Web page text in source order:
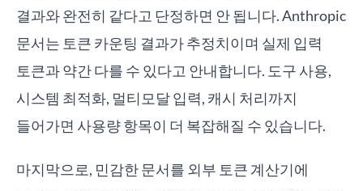
결과와 완전히 같다고 단정하면 안 됩니다. Anthropic
문서는 토큰 카운팅 결과가 추정치이며 실제 입력
토큰과 약간 다를 수 있다고 안내합니다. 도구 사용,
시스템 최적화, 멀티모달 입력, 캐시 처리까지
들어가면 사용량 항목이 더 복잡해질 수 있습니다.
마지막으로, 민감한 문서를 외부 토큰 계산기에